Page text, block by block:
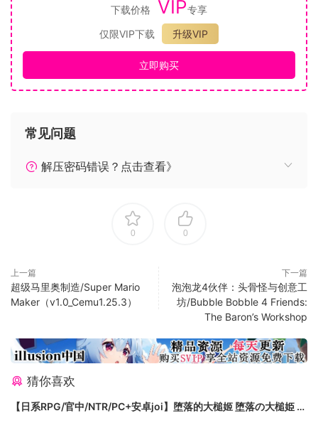
這是一款劇情向互動解謎遊戲，遊戲的玩法是通過鼠標點擊或
者拖拽等方式推動劇情發展。
遊戲講述了一名普通青年在追求女神失敗後，陷入頹廢中，就
此走上開掛人生！
但是真理之眼的能力時間有限，要想獲得永久甚至更強的的能
力主角只能飛升天堂獲得洗禮並且完成一個任務。主角在天堂
無盡享樂的同時隱約的感到這背後有一個巨大的陰謀。
竟男主會選擇誰與自己走下去，等你來選擇！
遊戲使用動態漫畫表現形式，遊戲具有多條支線，多角色結
局，還有隱藏結局哦(≖ ‿ ≖)✧。
下载价格 VIP专享
仅限VIP下载
升级VIP
立即购买
常见问题
解压密码错误？点击查看》
0 0
上一篇
超级马里奥制造/Super Mario
Maker（v1.0_Cemu1.25.3）
下一篇
泡泡龙4伙伴：头骨怪与创意工
坊/Bubble Bobble 4 Friends:
The Baron’s Workshop
猜你喜欢
【日系RPG/官中/NTR/PC+安卓joi】堕落的大槌姬 堕落の大槌姫 官